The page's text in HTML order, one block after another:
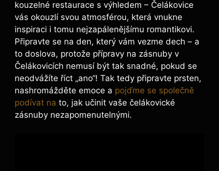
kouzelné restaurace s výhledem – Čelákovice
vás okouzlí svou atmosférou, která vnukne
inspiraci i tomu nejzapálenějšímu romantikovi.
Připravte se na den, který vám vezme dech – a
to doslova, protože přípravy na zásnuby v
Čelákovicích nemusí být tak snadné, pokud se
neodvážíte říct „ano“! Tak tedy připravte prsten,
nashromážděte emoce a pojďme se společně
podívat na to, jak učinit vaše čelákovické
zásnuby nezapomenutelnými.